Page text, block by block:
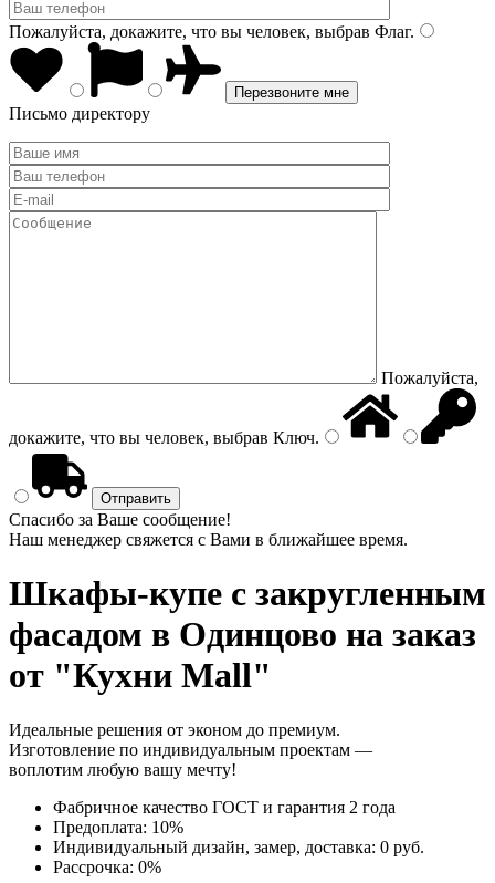
Пожалуйста, докажите, что вы человек, выбрав Флаг.
Письмо директору
Пожалуйста,
докажите, что вы человек, выбрав Ключ.
Спасибо за Ваше сообщение!
Наш менеджер свяжется с Вами в ближайшее время.
Шкафы-купе с закругленным
фасадом в Одинцово на заказ
от "Кухни Mall"
Идеальные решения от эконом до премиум.
Изготовление по индивидуальным проектам —
воплотим любую вашу мечту!
Фабричное качество ГОСТ и гарантия 2 года
Предоплата: 10%
Индивидуальный дизайн, замер, доставка: 0 руб.
Рассрочка: 0%